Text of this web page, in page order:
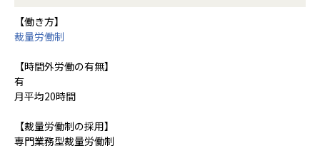
【働き方】
裁量労働制
【時間外労働の有無】
有
月平均20時間
【裁量労働制の採用】
専門業務型裁量労働制